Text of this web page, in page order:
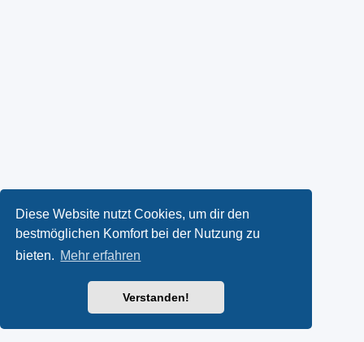
Diese Website nutzt Cookies, um dir den
bestmöglichen Komfort bei der Nutzung zu
bieten. Mehr erfahren
Verstanden!